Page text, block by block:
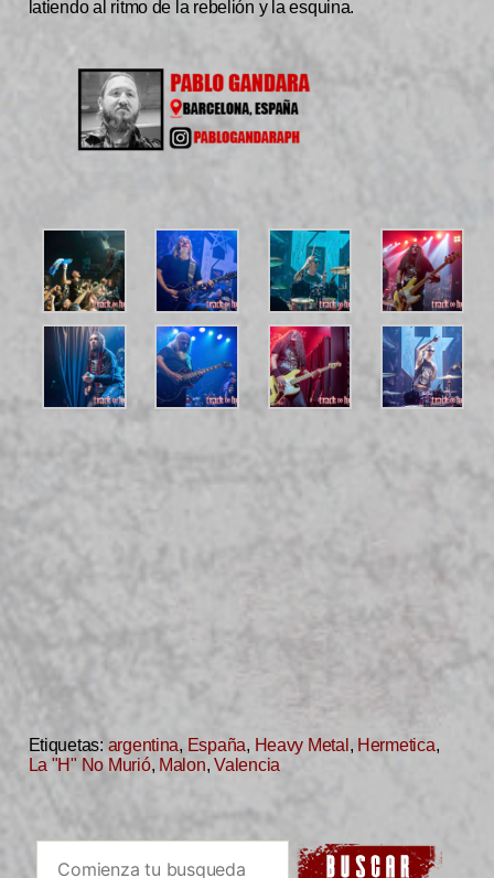
latiendo al ritmo de la rebelión y la esquina.
Etiquetas: argentina, España, Heavy Metal , Hermetica,
La "H" No Murió, Malon,Valencia